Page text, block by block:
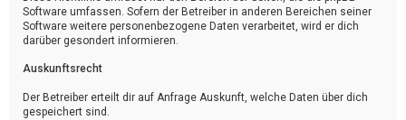
Software umfassen. Sofern der Betreiber in anderen Bereichen seiner
Software weitere personenbezogene Daten verarbeitet, wird er dich
darüber gesondert informieren.
Auskunftsrecht
Der Betreiber erteilt dir auf Anfrage Auskunft, welche Daten über dich
gespeichert sind.